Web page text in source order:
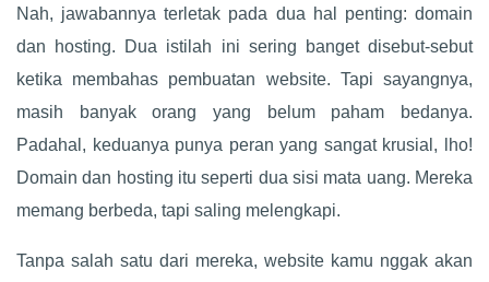
Nah, jawabannya terletak pada dua hal penting: domain
dan hosting. Dua istilah ini sering banget disebut-sebut
ketika membahas pembuatan website. Tapi sayangnya,
masih banyak orang yang belum paham bedanya.
Padahal, keduanya punya peran yang sangat krusial, lho!
Domain dan hosting itu seperti dua sisi mata uang. Mereka
memang berbeda, tapi saling melengkapi.
Tanpa salah satu dari mereka, website kamu nggak akan